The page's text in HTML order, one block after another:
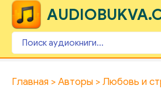
Главная Авторы Любовь и